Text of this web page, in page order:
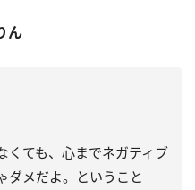
ん
くても、心までネガティブ
ダメだよ。ということ